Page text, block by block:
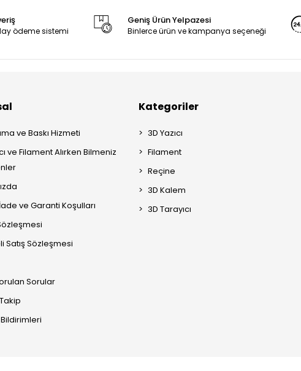
ödeme sistemi
Geniş Ürün Yelpazesi
Binlerce ürün ve kampanya seçeneği
ve Baskı Hizmeti
ve Filament Alırken Bilmeniz
ve Garanti Koşulları
Satış Sözleşmesi
Sorular
Kategoriler
3D Yazıcı
Filament
Reçine
3D Kalem
3D Tarayıcı